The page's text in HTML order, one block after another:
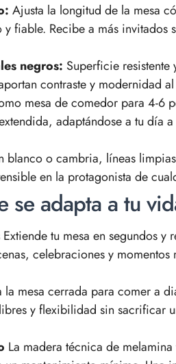
Ajusta la longitud de la mesa
fiable. Recibe a más invitados
negros: Superficie
contraste y modernidad
mesa de comedor para 4-6
adaptándose a tu día
blanco o cambria, líneas
en la protagonista de
se adapta a tu
Extiende tu mesa en segundos
celebraciones y momentos
la mesa cerrada para comer a
y flexibilidad sin sacrificar
La madera técnica de